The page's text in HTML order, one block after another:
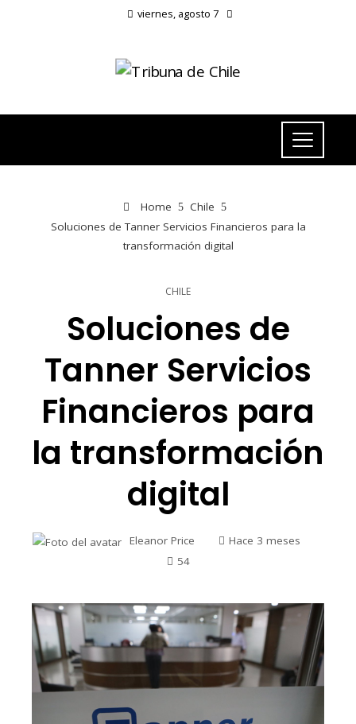
viernes, agosto 7
Home
Chile
Soluciones de Tanner Servicios Financieros para la
transformación digital
CHILE
Soluciones de
Tanner Servicios
Financieros para
la transformación
digital
Eleanor Price
Hace 3 meses
54